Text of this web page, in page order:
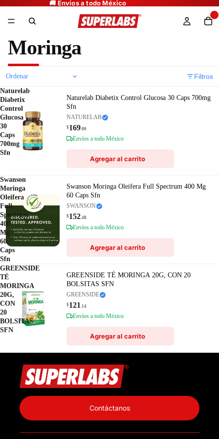
Moringa
Filtros
Naturelab
Diabetix
Control
Glucosa
30
Caps
700mg
Sfn
Naturelab Diabetix Control Glucosa 30 Caps 700mg
Sfn
NATURELAB
$169.00
Envíos a todo México
Agregar al carrito
Swanson
Moringa
Oleifera
Full
Spectrum
400
Mg
60
Caps
Sfn
Swanson Moringa Oleifera Full Spectrum 400 Mg
60 Caps Sfn
SWANSON
$152.48
Envíos a todo México
Agregar al carrito
GREENSIDE
TÉ
MORINGA
20G,
CON
20
BOLSITAS
SFN
GREENSIDE TÉ MORINGA 20G, CON 20
BOLSITAS SFN
GREENSIDE
$121.14
Envíos a todo México
Agregar al carrito
Contáctanos
Información de contacto
Política de reembolso
Términos del servicio